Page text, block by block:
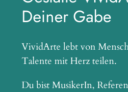
Deiner Gabe
VividArte lebt von
Talente mit Herz teilen.
Du bist MusikerIn,